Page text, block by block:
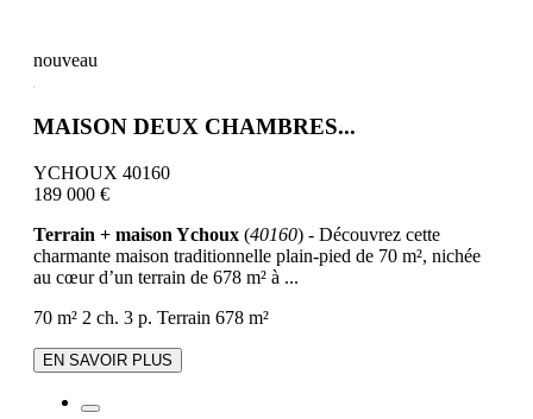
nouveau
MAISON DEUX CHAMBRES...
YCHOUX 40160
189 000 €
Terrain + maison Ychoux (40160) - Découvrez cette
charmante maison traditionnelle plain-pied de 70 m², nichée
au cœur d’un terrain de 678 m² à ...
70 m² 2 ch. 3 p. Terrain 678 m²
EN SAVOIR PLUS